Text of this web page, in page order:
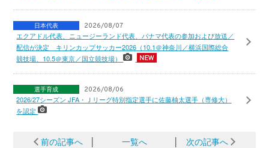
日本代表 2026/08/07
エクアドル代表、ニュージーランド代表、パナマ代表の参加および放送／
配信が決定 キリンカップサッカー2026（10.1＠神奈川／横浜国際総合
競技場、10.5＠東京／国立競技場）
選手育成 2026/08/06
2026/27シーズン JFA・Ｊリーグ特別指定選手に佐藤柚太選手（専修大）
を認定
前の記事へ │ 一覧へ │ 次の記事へ